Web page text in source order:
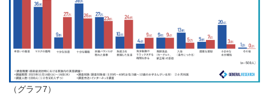
（グラフ7）